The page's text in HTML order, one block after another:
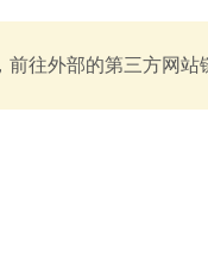
前往外部的第三方网